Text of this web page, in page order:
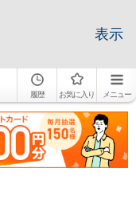
表示
履歴 お気に入り メニュー